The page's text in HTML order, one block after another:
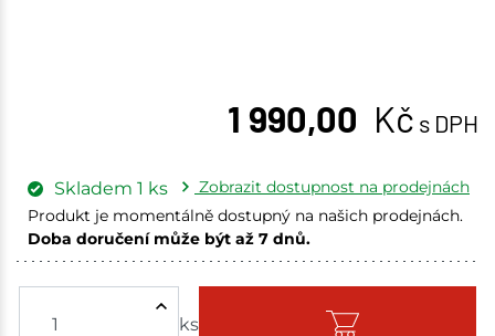
1 990,00 Kč s DPH
ks
Skladem 1 ks
Zobrazit dostupnost na prodejnách
Produkt je momentálně dostupný na našich prodejnách.
Doba doručení může být až 7 dnů.
Skladem na prodejně - doručení do 7 dnů